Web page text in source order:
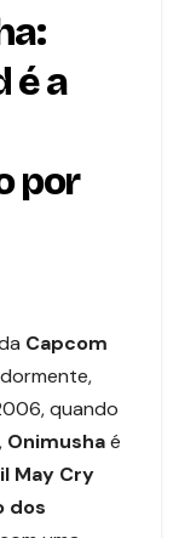
é a
por
Capcom
quando
, Onimushaé
May Cry
dos